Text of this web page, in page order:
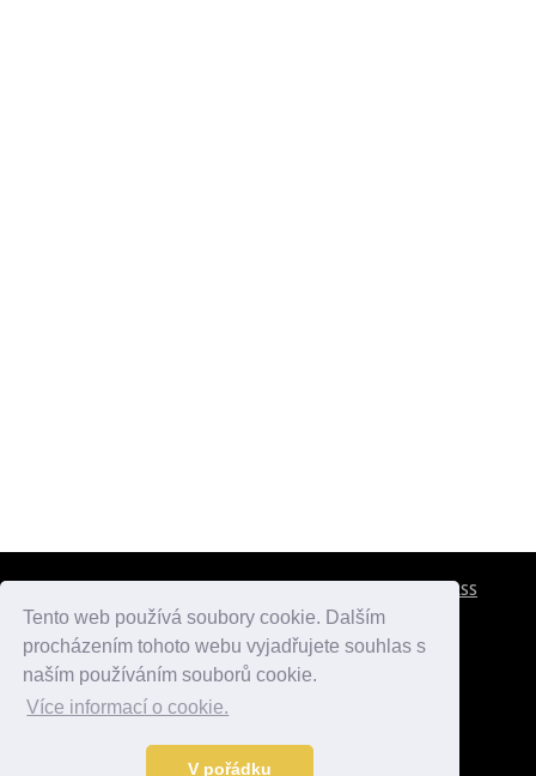
Tento web používá soubory cookie. Dalším
procházením tohoto webu vyjadřujete souhlas s
naším používáním souborů cookie.
Více informací o cookie.
V pořádku
RSS
atlaspamatek.info
Data o počasí jsou přebírána z